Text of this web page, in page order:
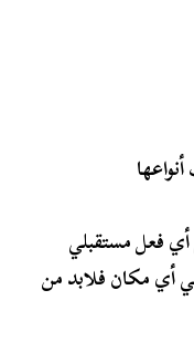
أي فعل مستقبلي
أي مكان فلابد من